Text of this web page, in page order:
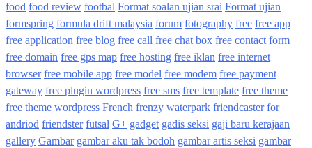
food food review footbal Format soalan ujian srai Format ujian
formspring formula drift malaysia forum fotography free free app
free application free blog free call free chat box free contact form
free domain free gps map free hosting free iklan free internet
browser free mobile app free model free modem free payment
gateway free plugin wordpress free sms free template free theme
free theme wordpress French frenzy waterpark friendcaster for
andriod friendster futsal G+ gadget gadis seksi gaji baru kerajaan
gallery Gambar gambar aku tak bodoh gambar artis seksi gambar